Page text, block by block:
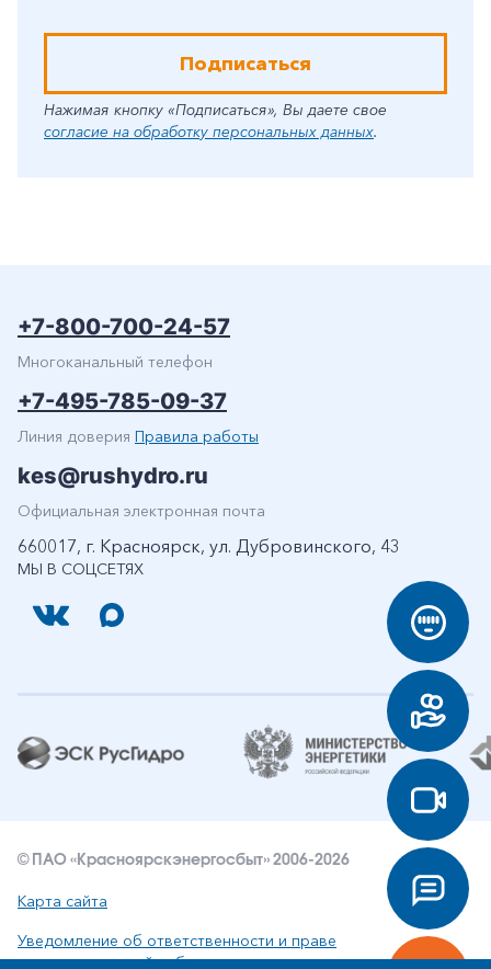
Подписаться
Нажимая кнопку «Подписаться», Вы даете свое
согласие на обработку персональных данных.
МЫ В СОЦСЕТЯХ
+7-800-700-24-57
Многоканальный телефон
+7-495-785-09-37
Линия доверия Правила работы
kes@rushydro.ru
Официальная электронная почта
660017, г. Красноярск, ул. Дубровинского, 43
© ПАО «Красноярскэнергосбыт» 2006-2026
Карта сайта
Уведомление об ответственности и праве
интеллектуальной собственности